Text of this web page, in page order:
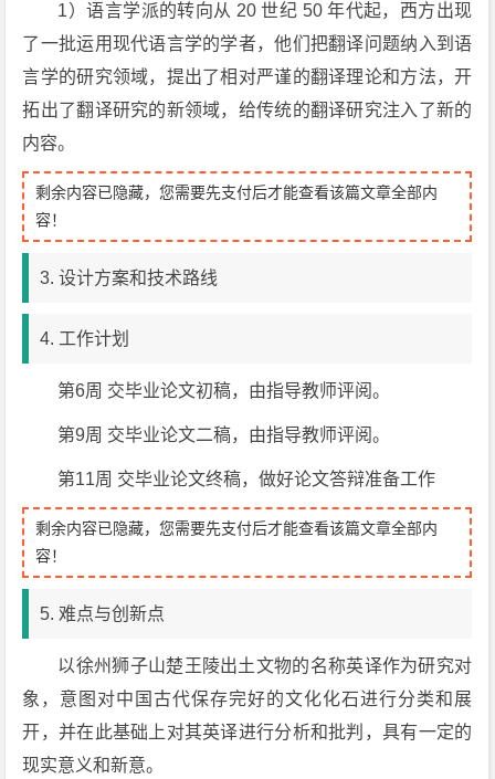
1）语言学派的转向从 20 世纪 50 年代起，西方出现
了一批运用现代语言学的学者，他们把翻译问题纳入到语
言学的研究领域，提出了相对严谨的翻译理论和方法，开
拓出了翻译研究的新领域，给传统的翻译研究注入了新的
内容。
剩余内容已隐藏，您需要先支付后才能查看该篇文章全部内
容！
3. 设计方案和技术路线
4. 工作计划
第6周 交毕业论文初稿，由指导教师评阅。
第9周 交毕业论文二稿，由指导教师评阅。
第11周 交毕业论文终稿，做好论文答辩准备工作
剩余内容已隐藏，您需要先支付后才能查看该篇文章全部内
容！
5. 难点与创新点
以徐州狮子山楚王陵出土文物的名称英译作为研究对
象，意图对中国古代保存完好的文化化石进行分类和展
开，并在此基础上对其英译进行分析和批判，具有一定的
现实意义和新意。